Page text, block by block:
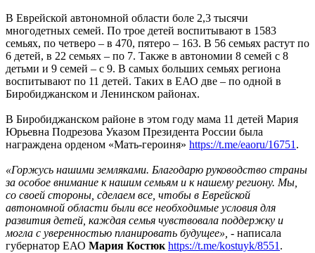
В Еврейской автономной области боле 2,3 тысячи
многодетных семей. По трое детей воспитывают в 1583
семьях, по четверо – в 470, пятеро – 163. В 56 семьях растут по
6 детей, в 22 семьях – по 7. Также в автономии 8 семей с 8
детьми и 9 семей – с 9. В самых больших семьях региона
воспитывают по 11 детей. Таких в ЕАО две – по одной в
Биробиджанском и Ленинском районах.
В Биробиджанском районе в этом году мама 11 детей Мария
Юрьевна Подрезова Указом Президента России была
награждена орденом «Мать-героиня» https://t.me/eaoru/16751 .
«Горжусь нашими земляками. Благодарю руководство страны
за особое внимание к нашим семьям и к нашему региону. Мы,
со своей стороны, сделаем все, чтобы в Еврейской
автономной области были все необходимые условия для
развития детей, каждая семья чувствовала поддержку и
могла с уверенностью планировать будущее», - написала
губернатор ЕАО Мария Костюк https://t.me/kostuyk/8551 .